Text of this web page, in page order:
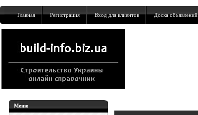
Главная Регистрация Вход для клиентов Доска объявлений
Меню